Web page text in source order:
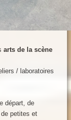
arts de la scène
/ laboratoires
départ, de
petites et